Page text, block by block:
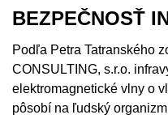
BEZPEČNOSŤ
Podľa Petra Tatranského
CONSULTING, s.r.o.
elektromagnetické vlny o
pôsobí na ľudský